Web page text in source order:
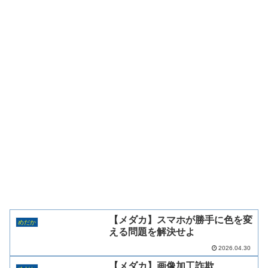
めだか
【メダカ】スマホが勝手に色を変
える問題を解決せよ
2026.04.30